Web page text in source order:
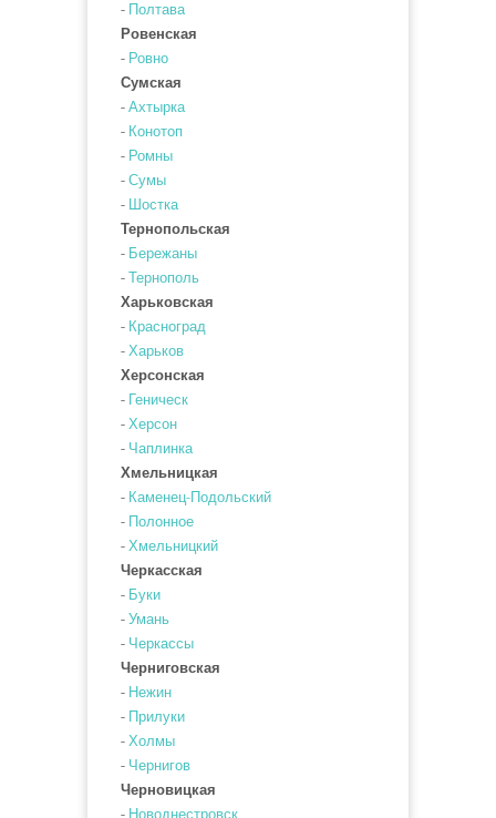
- Полтава
Ровенская
- Ровно
Сумская
- Ахтырка
- Конотоп
- Ромны
- Сумы
- Шостка
Тернопольская
- Бережаны
- Тернополь
Харьковская
- Красноград
- Харьков
Херсонская
- Геническ
- Херсон
- Чаплинка
Хмельницкая
- Каменец-Подольский
- Полонное
- Хмельницкий
Черкасская
- Буки
- Умань
- Черкассы
Черниговская
- Нежин
- Прилуки
- Холмы
- Чернигов
Черновицкая
- Новоднестровск